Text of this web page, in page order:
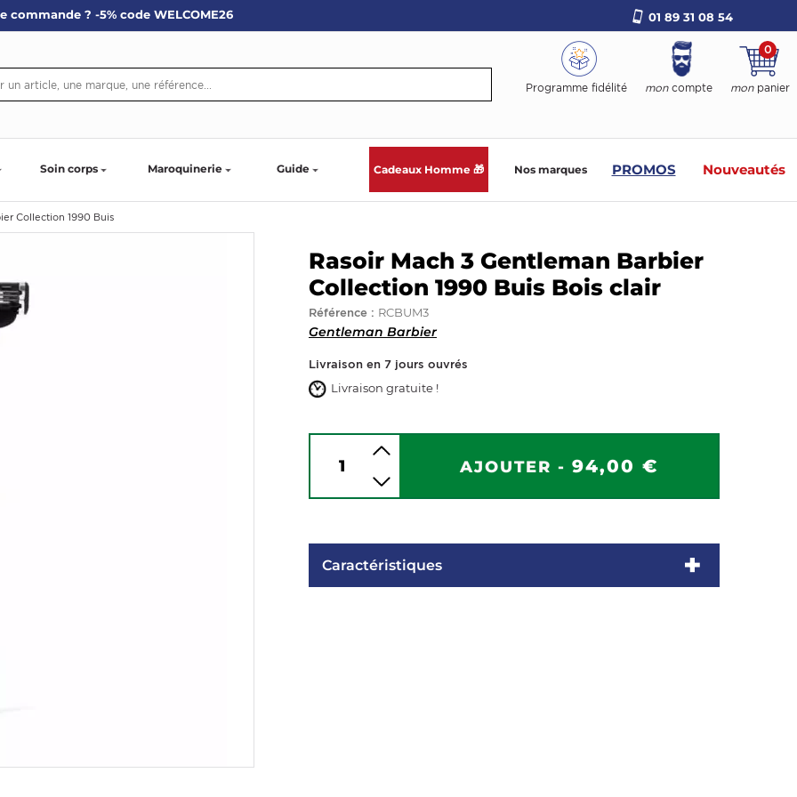
commande ? -5% code WELCOME26 01 89 31 08 54
Programme fidélité mon compte mon panier
0
Soin corps Maroquinerie Guide Cadeaux Homme 🎁 Nos marques PROMOS Nouveautés
Collection 1990 Buis
Rasoir Mach 3 Gentleman Barbier
Collection 1990 Buis Bois clair
Référence : RCBUM3
Gentleman Barbier
Livraison en 7 jours ouvrés
Livraison gratuite !
AJOUTER - 94,00 €
Caractéristiques